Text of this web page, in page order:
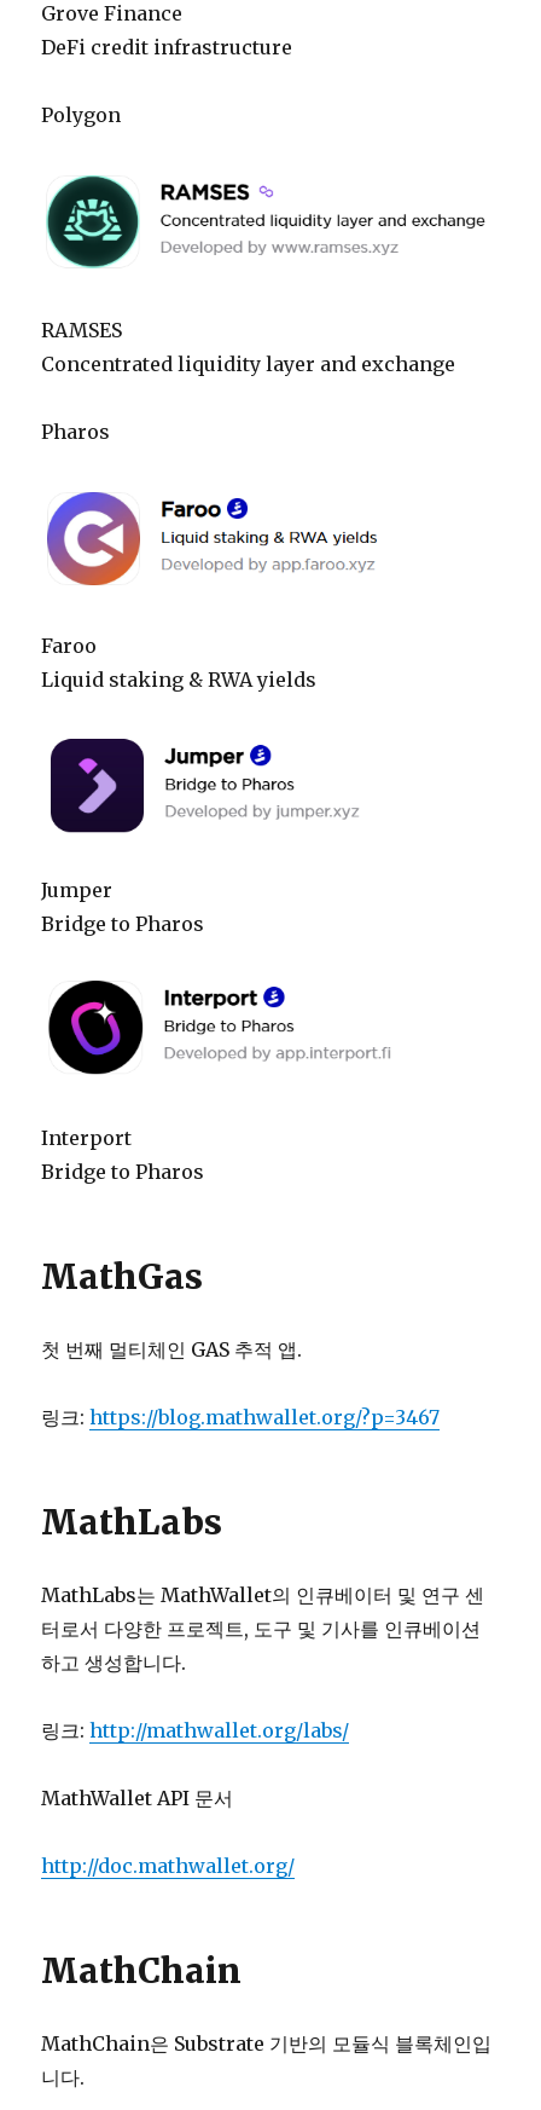
Grove Finance
DeFi credit infrastructure
Polygon
RAMSES
Concentrated liquidity layer and exchange
Pharos
Faroo
Liquid staking & RWA yields
Jumper
Bridge to Pharos
Interport
Bridge to Pharos
MathGas
첫 번째 멀티체인 GAS 추적 앱.
링크:https://blog.mathwallet.org/?p=3467
MathLabs
MathLabs는 MathWallet의 인큐베이터 및 연구 센
터로서 다양한 프로젝트, 도구 및 기사를 인큐베이션
하고 생성합니다.
링크:http://mathwallet.org/labs/
MathWallet API 문서
http://doc.mathwallet.org/
MathChain
MathChain은 Substrate 기반의 모듈식 블록체인입
니다.